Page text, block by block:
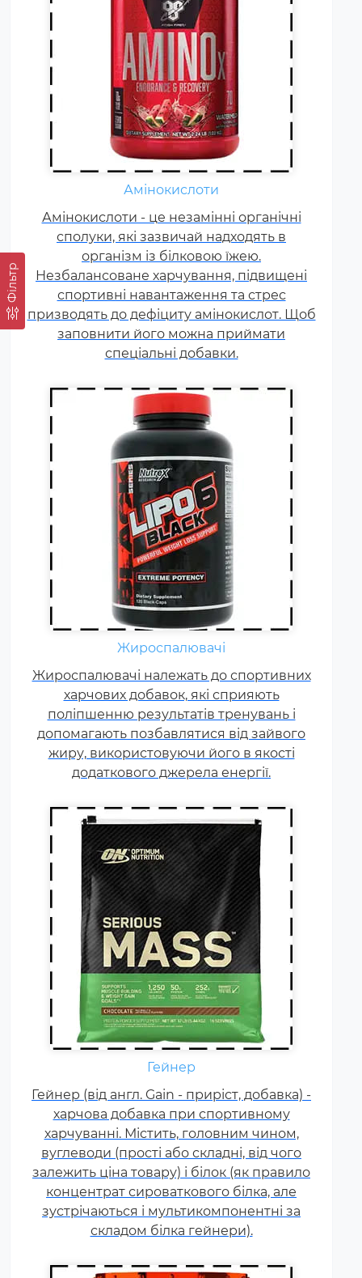
Фільтр
Амінокислоти
Амінокислоти - це незамінні органічні
сполуки, які зазвичай надходять в
організм із білковою їжею.
Незбалансоване харчування, підвищені
спортивні навантаження та стрес
призводять до дефіциту амінокислот. Щоб
заповнити його можна приймати
спеціальні добавки.
Жироспалювачі належать до
спортивних харчових добавок,
які сприяють поліпшенню
результатів тренувань і
допомагають позбавлятися від
зайвого жиру, використовуючи
його в якості додаткового
джерела енергії.
Жироспалювачі
Жироспалювачі належать до спортивних
харчових добавок, які сприяють
поліпшенню результатів тренувань і
допомагають позбавлятися від зайвого
жиру, використовуючи його в якості
додаткового джерела енергії.
Гейнер (від англ. Gain - приріст,
добавка) - харчова добавка при
спортивному харчуванні.
Містить, головним чином,
вуглеводи (прості або складні,
від чого залежить ціна товару) і
білок (як правило концентрат
сироваткового білка, але
зустрічаються і
мультикомпонентні за складом
білка гейнери).
Гейнер
Гейнер (від англ. Gain - приріст, добавка) -
харчова добавка при спортивному
харчуванні. Містить, головним чином,
вуглеводи (прості або складні, від чого
залежить ціна товару) і білок (як правило
концентрат сироваткового білка, але
зустрічаються і мультикомпонентні за
складом білка гейнери).
Креатин – спортивна добавка,
яка використовується у
силових видах спорту, фітнесі, а
також видах спорту, пов'язаних
з динамічним навантаженням
або силовою витривалістю. Це
кислота, що синтезується в
організмі людини в скелетних
м'язах.